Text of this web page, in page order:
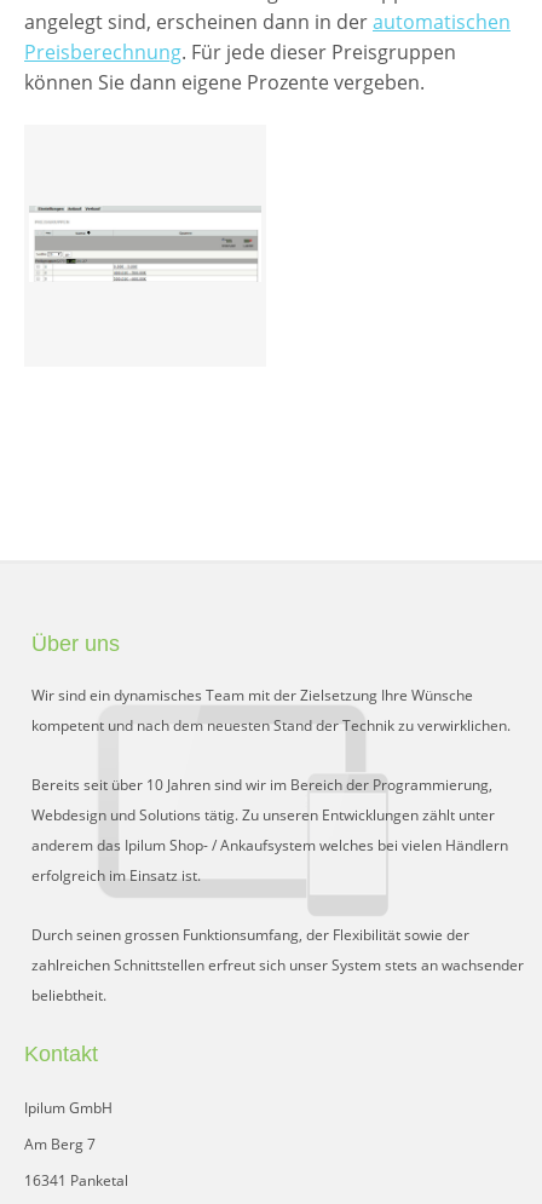
Hinterlegen von Festpreisen
Salesrank-Staffeln
Sperrliste
Zustands-Abfragen
DHL Retoure Online
angelegt sind, erscheinen dann in derautomatischen
Preisberechnung. Für jede dieser Preisgruppen
können Sie dann eigene Prozente vergeben.
Über uns
Wir sind ein dynamisches Team mit der Zielsetzung Ihre Wünsche
kompetent und nach dem neuesten Stand der Technik zu verwirklichen.
Bereits seit über 10 Jahren sind wir im Bereich der Programmierung,
Webdesign und Solutions tätig. Zu unseren Entwicklungen zählt unter
anderem das Ipilum Shop- / Ankaufsystem welches bei vielen Händlern
erfolgreich im Einsatz ist.
Durch seinen grossen Funktionsumfang, der Flexibilität sowie der
zahlreichen Schnittstellen erfreut sich unser System stets an wachsender
beliebtheit.
Kontakt
Ipilum GmbH
Am Berg 7
16341 Panketal